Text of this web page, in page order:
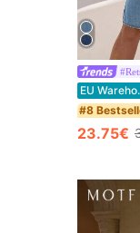
#8
23.75€